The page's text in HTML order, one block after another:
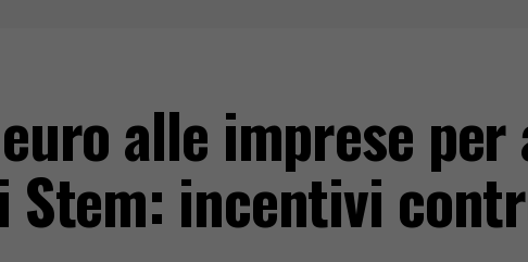
alle imprese per
Stem: incentivi